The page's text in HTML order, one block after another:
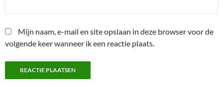
Mijn naam, e-mail en site opslaan in deze browser voor de
volgende keer wanneer ik een reactie plaats.